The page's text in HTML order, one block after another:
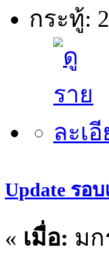
กระทู้:
Update รอบ
« เมื่อ: มก